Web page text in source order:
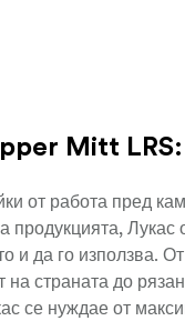
Mitt
от работа пред
продукцията, Лукас
и да го използва.
на страната до
се нуждае от